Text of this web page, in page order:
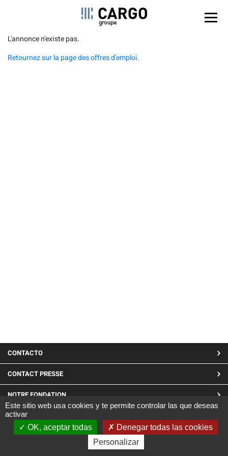
Pasar
contenido
L'annonce n'existe pas.
Retournez sur la page des offres d'emploi.
MENU
PIED
DE
PAGE
CONTACTO
CONTACT PRESSE
NOTRE FONDATION
LINKEDIN
Site réalisé par CARGO ©2019
Mentions Légales|Confidentialité et cookies
Este sitio web usa cookies y te permite controlar las que deseas
activar
OK, aceptar todas
Denegar todas las cookies
Personalizar